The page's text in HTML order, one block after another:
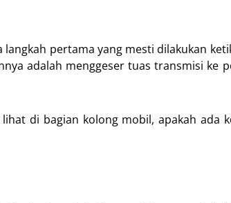
pertama yang mesti dilakukan
adalah menggeser tuas transmisi ke
di bagian kolong mobil, apakah ada